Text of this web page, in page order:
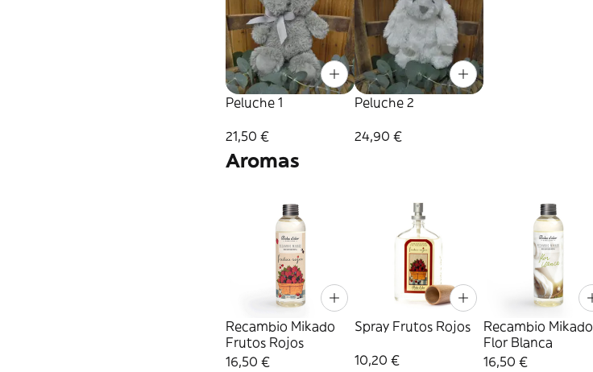
Peluche 1
21,50 €
Peluche 2
24,90 €
Aromas
Recambio Mikado
Frutos Rojos
16,50 €
Spray Frutos Rojos
10,20 €
Recambio Mikado
Flor Blanca
16,50 €